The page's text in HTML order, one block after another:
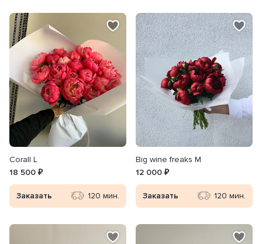
Сorall L
18 500 ₽
Заказать 120 мин.
Big wine freaks M
12 000 ₽
Заказать 120 мин.